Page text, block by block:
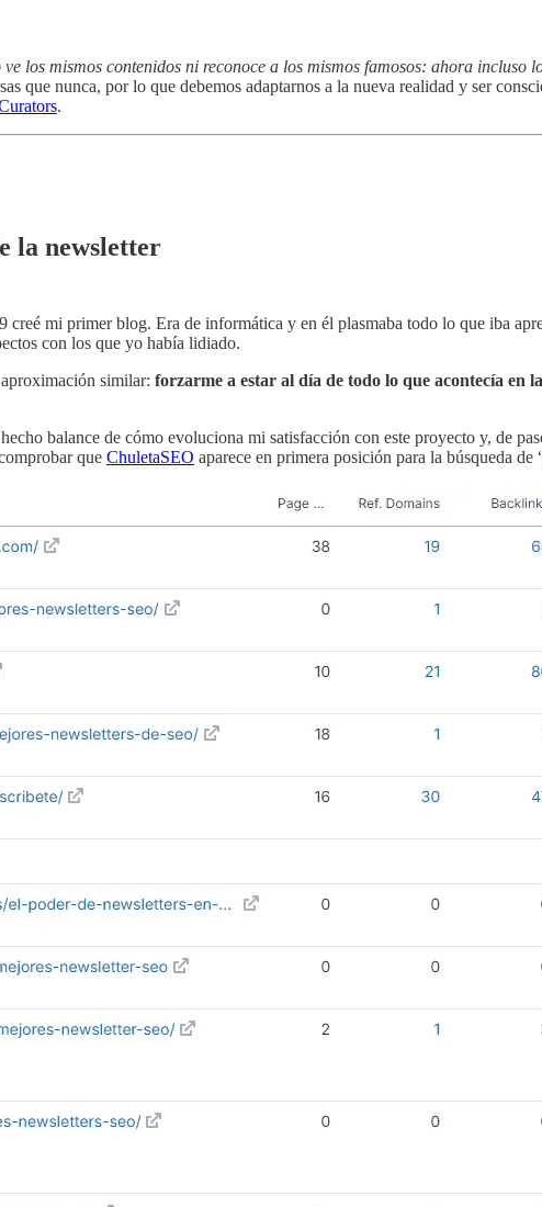
los mismos contenidos ni reconoce a los mismos famosos: ahora
que nunca, por lo que debemos adaptarnos a la nueva realidad y ser
.
la newsletter
creé mi primer blog. Era de informática y en él plasmaba todo lo que iba
con los que yo había lidiado.
similar: forzarme a estar al día de todo lo que acontecía en
balance de cómo evoluciona mi satisfacción con este proyecto y, de
que ChuletaSEO aparece en primera posición para la búsqueda de